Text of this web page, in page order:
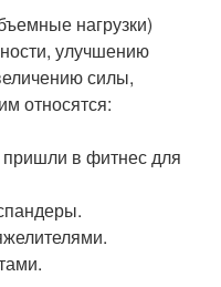
нагрузки)
улучшению
силы,
относятся:
в фитнес для